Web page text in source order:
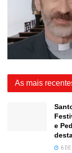
As mais
e
6